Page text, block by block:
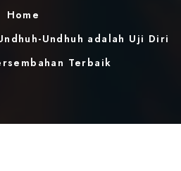
Home
Undhuh adalah Uji Diri
Terbaik